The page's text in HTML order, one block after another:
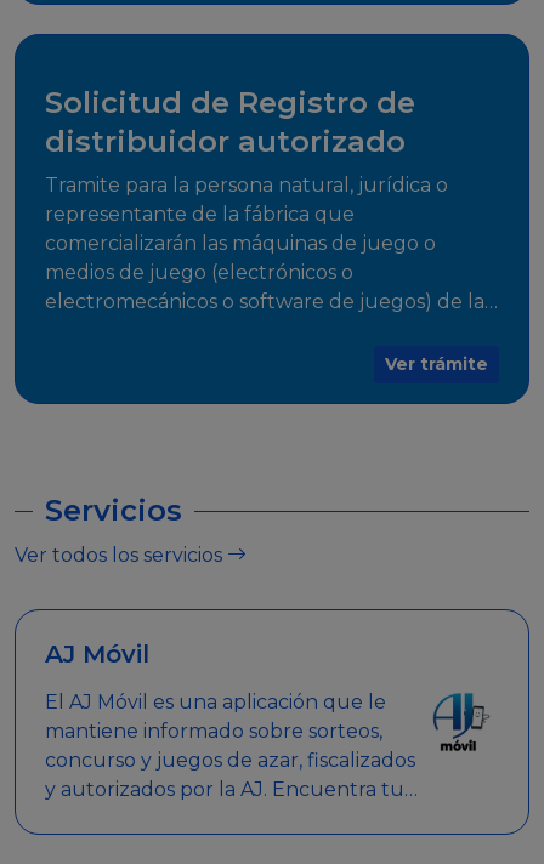
Solicitud de Registro de
distribuidor autorizado
Tramite para la persona natural, jurídica o
representante de la fábrica que
comercializarán las máquinas de juego o
medios de juego (electrónicos o
electromecánicos o software de juegos) de las
Ver trámite
Servicios
Ver todos los servicios
AJ Móvil
El AJ Móvil es una aplicación que le
mantiene informado sobre sorteos,
concurso y juegos de azar, fiscalizados
y autorizados por la AJ. Encuentra tus